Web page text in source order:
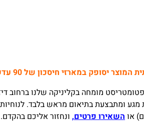
יסופק במארזי חיסכון של 90 עדשות.
מומחה בקליניקה שלנו ברחוב דיזנגוף
ומתבצעת בתיאום מראש בלבד.
אוהשאירו פרטים, ונחזור אליכם בהקדם.